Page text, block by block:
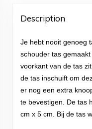
Description
Je hebt nooit genoeg
schouder tas
voorkant van de tas
de tas inschuift om
er nog een extra
te bevestigen. De tas
cm x 5 cm. Bij de tas